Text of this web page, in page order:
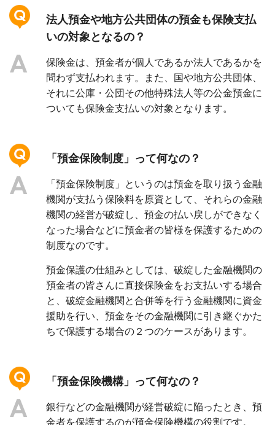
法人預金や地方公共団体の預金も保険支払
いの対象となるの？
保険金は、預金者が個人であるか法人であるかを
問わず支払われます。また、国や地方公共団体、
それに公庫・公団その他特殊法人等の公金預金に
ついても保険金支払いの対象となります。
「預金保険制度」って何なの？
「預金保険制度」というのは預金を取り扱う金融
機関が支払う保険料を原資として、それらの金融
機関の経営が破綻し、預金の払い戻しができなく
なった場合などに預金者の皆様を保護するための
制度なのです。
預金保護の仕組みとしては、破綻した金融機関の
預金者の皆さんに直接保険金をお支払いする場合
と、破綻金融機関と合併等を行う金融機関に資金
援助を行い、預金をその金融機関に引き継ぐかた
ちで保護する場合の２つのケースがあります。
「預金保険機構」って何なの？
銀行などの金融機関が経営破綻に陥ったとき、預
金者を保護するのが預金保険機構の役割です。